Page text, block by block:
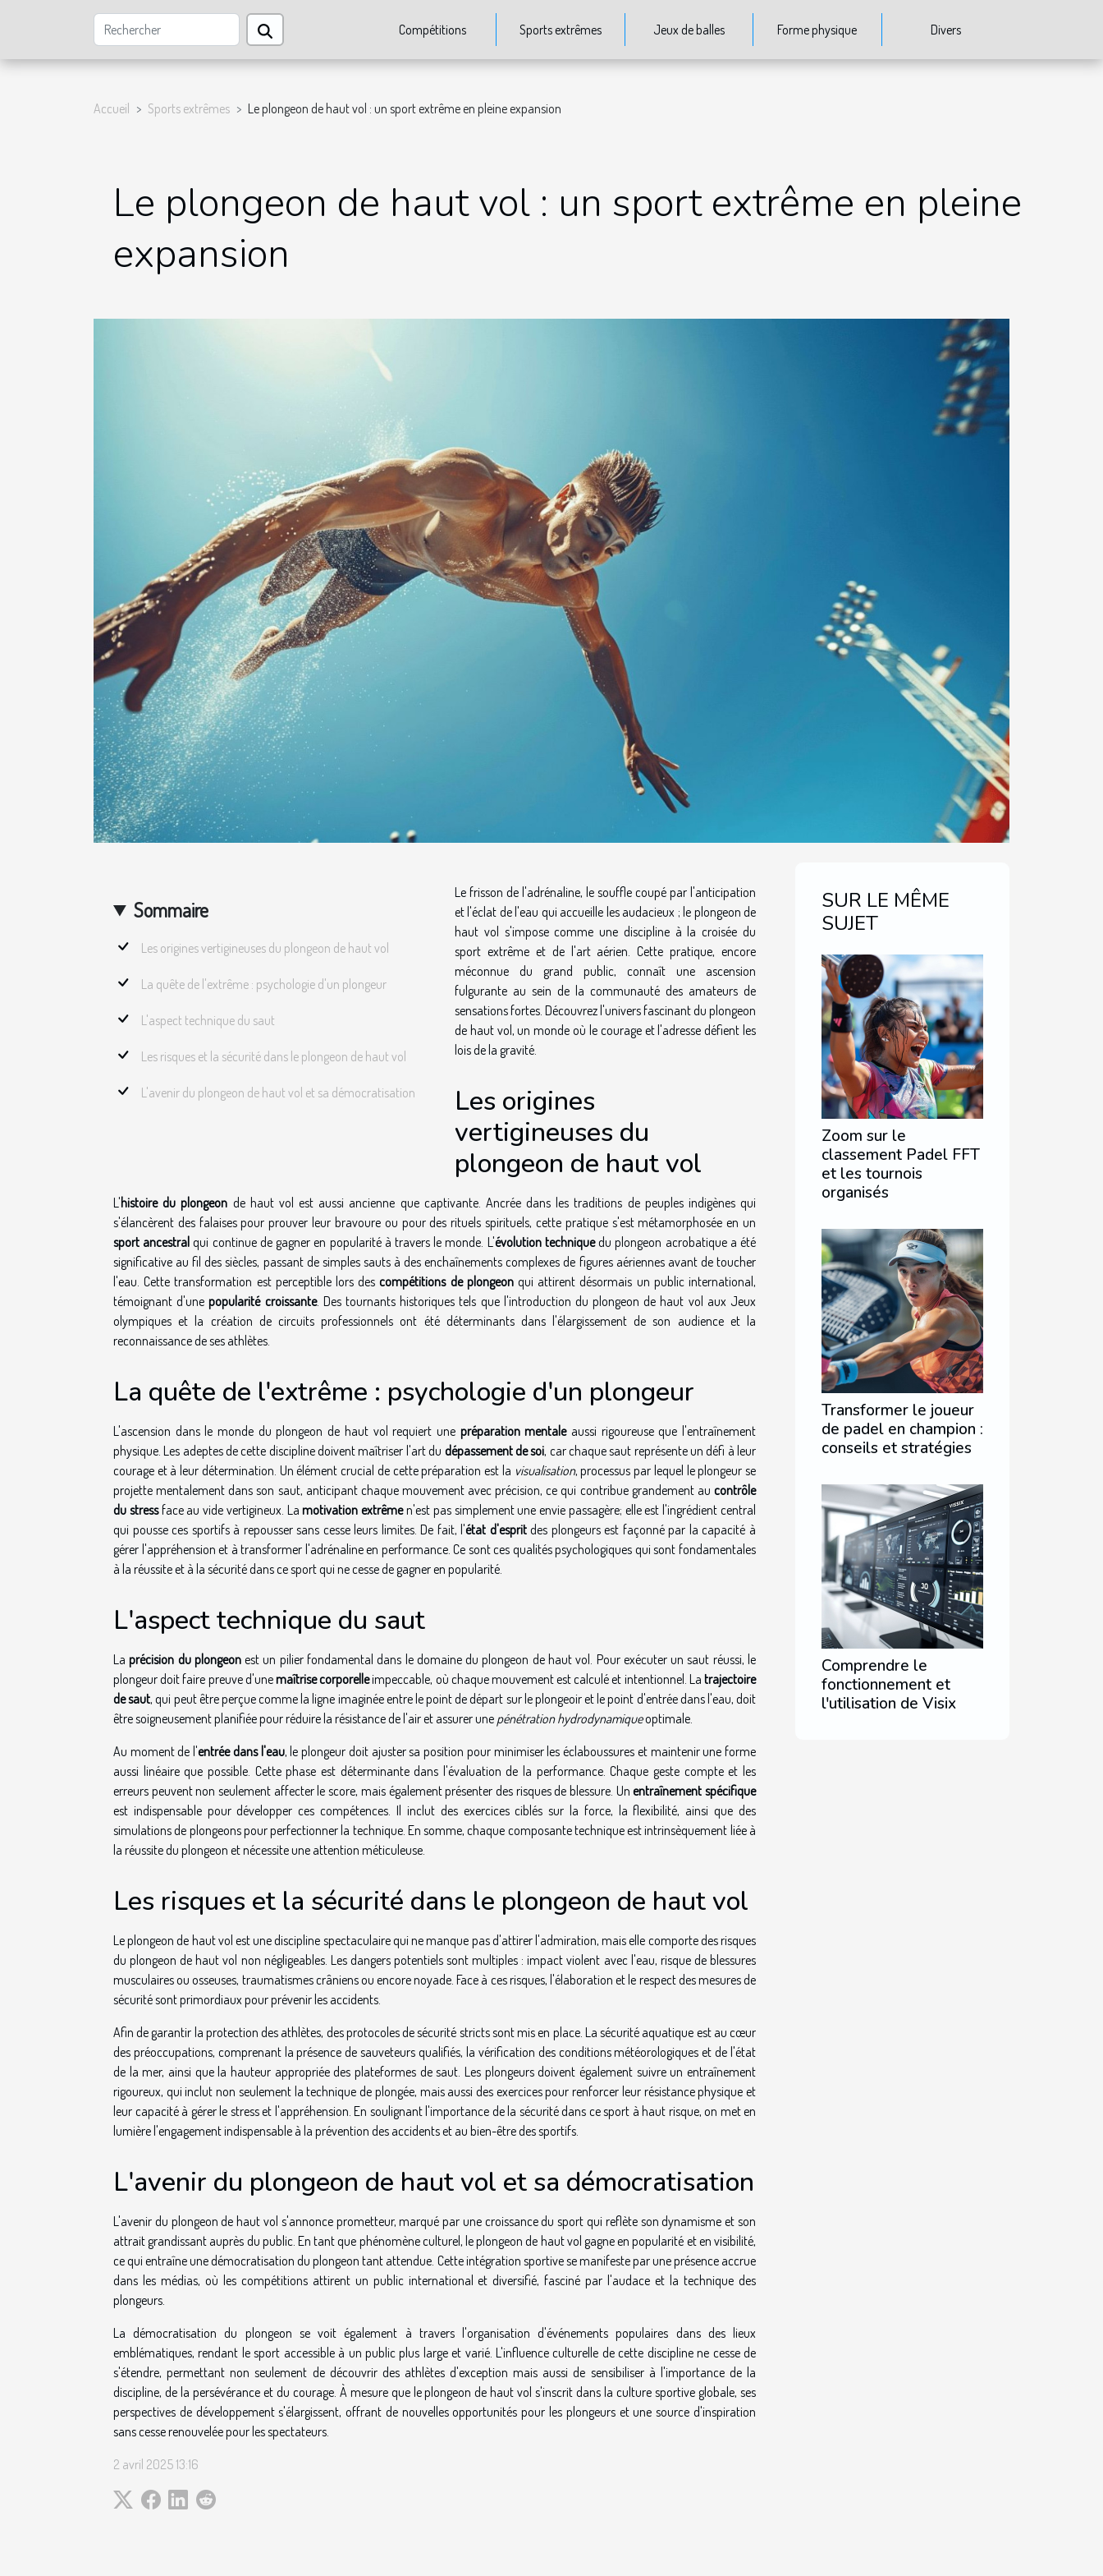
Compétitions Sports extrêmes Jeux de balles Forme physique Divers
Accueil Sports extrêmes Le plongeon de haut vol : un sport extrême en pleine expansion
Le plongeon de haut vol : un sport extrême en pleine
expansion
Sommaire
Les origines vertigineuses du plongeon de haut vol
La quête de l'extrême : psychologie d'un plongeur
L'aspect technique du saut
Les risques et la sécurité dans le plongeon de haut vol
L'avenir du plongeon de haut vol et sa démocratisation
Le frisson de l'adrénaline, le souffle coupé par l'anticipation
et l'éclat de l'eau qui accueille les audacieux ; le plongeon de
haut vol s'impose comme une discipline à la croisée du
sport extrême et de l'art aérien. Cette pratique, encore
méconnue du grand public, connaît une ascension
fulgurante au sein de la communauté des amateurs de
sensations fortes. Découvrez l'univers fascinant du plongeon
de haut vol, un monde où le courage et l'adresse défient les
lois de la gravité.
Les origines
vertigineuses du
plongeon de haut vol
L'histoire du plongeon de haut vol est aussi ancienne que captivante. Ancrée dans les traditions de peuples indigènes qui
s'élancèrent des falaises pour prouver leur bravoure ou pour des rituels spirituels, cette pratique s'est métamorphosée en un
sport ancestral qui continue de gagner en popularité à travers le monde. L'évolution techniquedu plongeon acrobatique a été
significative au fil des siècles, passant de simples sauts à des enchaînements complexes de figures aériennes avant de toucher
l'eau. Cette transformation est perceptible lors descompétitions de plongeonqui attirent désormais un public international,
témoignant d'unepopularité croissante. Des tournants historiques tels que l'introduction du plongeon de haut vol aux Jeux
olympiques et la création de circuits professionnels ont été déterminants dans l'élargissement de son audience et la
reconnaissance de ses athlètes.
La quête de l'extrême : psychologie d'un plongeur
L'ascension dans le monde du plongeon de haut vol requiert une préparation mentaleaussi rigoureuse que l'entraînement
physique. Les adeptes de cette discipline doivent maîtriser l'art du dépassement de soi, car chaque saut représente un défi à leur
courage et à leur détermination. Un élément crucial de cette préparation est la visualisation, processus par lequel le plongeur se
projette mentalement dans son saut, anticipant chaque mouvement avec précision, ce qui contribue grandement au contrôle
du stressface au vide vertigineux. Lamotivation extrêmen'est pas simplement une envie passagère; elle est l'ingrédient central
qui pousse ces sportifs à repousser sans cesse leurs limites. De fait, l'état d'espritdes plongeurs est façonné par la capacité à
gérer l'appréhension et à transformer l'adrénaline en performance. Ce sont ces qualités psychologiques qui sont fondamentales
à la réussite et à la sécurité dans ce sport qui ne cesse de gagner en popularité.
L'aspect technique du saut
Laprécision du plongeonest un pilier fondamental dans le domaine du plongeon de haut vol. Pour exécuter un saut réussi, le
plongeur doit faire preuve d'unemaîtrise corporelleimpeccable, où chaque mouvement est calculé et intentionnel. La trajectoire
de saut, qui peut être perçue comme la ligne imaginée entre le point de départ sur le plongeoir et le point d'entrée dans l'eau, doit
être soigneusement planifiée pour réduire la résistance de l'air et assurer une pénétration hydrodynamiqueoptimale.
Au moment de l'entrée dans l'eau, le plongeur doit ajuster sa position pour minimiser les éclaboussures et maintenir une forme
aussi linéaire que possible. Cette phase est déterminante dans l'évaluation de la performance. Chaque geste compte et les
erreurs peuvent non seulement affecter le score, mais également présenter des risques de blessure. Unentraînement spécifique
est indispensable pour développer ces compétences. Il inclut des exercices ciblés sur la force, la flexibilité, ainsi que des
simulations de plongeons pour perfectionner la technique. En somme, chaque composante technique est intrinsèquement liée à
la réussite du plongeon et nécessite une attention méticuleuse.
Les risques et la sécurité dans le plongeon de haut vol
Le plongeon de haut vol est une discipline spectaculaire qui ne manque pas d'attirer l'admiration, mais elle comporte des risques
du plongeon de haut vol non négligeables. Les dangers potentiels sont multiples : impact violent avec l'eau, risque de blessures
musculaires ou osseuses, traumatismes crâniens ou encore noyade. Face à ces risques, l'élaboration et le respect des mesures de
sécurité sont primordiaux pour prévenir les accidents.
Afin de garantir la protection des athlètes, des protocoles de sécurité stricts sont mis en place. La sécurité aquatique est au cœur
des préoccupations, comprenant la présence de sauveteurs qualifiés, la vérification des conditions météorologiques et de l'état
de la mer, ainsi que la hauteur appropriée des plateformes de saut. Les plongeurs doivent également suivre un entraînement
rigoureux, qui inclut non seulement la technique de plongée, mais aussi des exercices pour renforcer leur résistance physique et
leur capacité à gérer le stress et l'appréhension. En soulignant l'importance de la sécurité dans ce sport à haut risque, on met en
lumière l'engagement indispensable à la prévention des accidents et au bien-être des sportifs.
L'avenir du plongeon de haut vol et sa démocratisation
L'avenir du plongeon de haut vol s'annonce prometteur, marqué par une croissance du sport qui reflète son dynamisme et son
attrait grandissant auprès du public. En tant que phénomène culturel, le plongeon de haut vol gagne en popularité et en visibilité,
ce qui entraîne une démocratisation du plongeon tant attendue. Cette intégration sportive se manifeste par une présence accrue
dans les médias, où les compétitions attirent un public international et diversifié, fasciné par l'audace et la technique des
plongeurs.
La démocratisation du plongeon se voit également à travers l'organisation d'événements populaires dans des lieux
emblématiques, rendant le sport accessible à un public plus large et varié. L'influence culturelle de cette discipline ne cesse de
s'étendre, permettant non seulement de découvrir des athlètes d'exception mais aussi de sensibiliser à l'importance de la
discipline, de la persévérance et du courage. À mesure que le plongeon de haut vol s'inscrit dans la culture sportive globale, ses
perspectives de développement s'élargissent, offrant de nouvelles opportunités pour les plongeurs et une source d'inspiration
sans cesse renouvelée pour les spectateurs.
2 avril 2025 13:16
SUR LE MÊME
SUJET
Zoom sur le
classement Padel FFT
et les tournois
organisés
Transformer le joueur
de padel en champion :
conseils et stratégies
Comprendre le
fonctionnement et
l'utilisation de Visix